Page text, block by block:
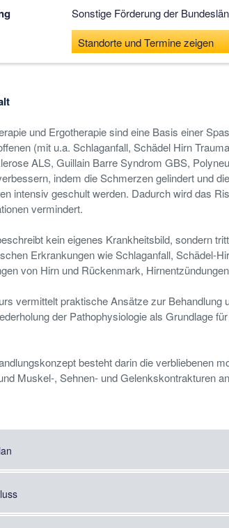
Sonstige Förderung der
Standorte und Termine zeigen
und Ergotherapie sind eine Basis einer
(mit u.a. Schlaganfall, Schädel Hirn
ALS, Guillain Barre Syndrom GBS,
indem die Schmerzen gelindert und
intensiv geschult werden. Dadurch wird das
vermindert.
kein eigenes Krankheitsbild, sondern
Erkrankungen wie Schlaganfall, Schädel-
von Hirn und Rückenmark,
vermittelt praktische Ansätze zur Behandlung
der Pathophysiologie als Grundlage
besteht darin die verbliebenen
Muskel-, Sehnen- und Gelenkskontrakturen